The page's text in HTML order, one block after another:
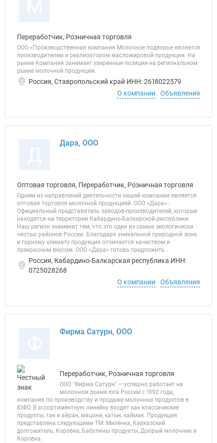
Переработчик, Розничная торговля
ООО «Производственная компания Молочное подворье является
производителем и реализатором масложировой продукции. На
рынке Компания занимает уверенные позиции на региональном
рынке молочной продукции.
Россия, Ставропольский край ИНН: 2618022579
О компании
Объявления
Дара, ООО
Оптовая торговля, Переработчик, Розничная торговля
Одним из направлений деятельности нашей компании является
оптовая торговля молочной продукцией. ООО «Дара» -
Официальный представитель заводов-производителей, которые
находятся на территории Кабардино-Балкарской республики.
Наш регион знаменит тем, что это один из самых экологически
чистых районов России. Благодаря уникальной природной зоне
и горному климату продукция отличается качеством и
прекрасным вкусом. ООО «Дара» готова предложить...
Россия, Кабардино-Балкарская республика ИНН:
0725028268
О компании
Объявления
Фирма Сатурн, ООО
Переработчик, Розничная торговля
ООО "Фирма Сатурн" — успешно работает на
молочном рынке юга России с 1992 года,
компания по производству и продаже молочных продуктов в
ЮФО. В ассортиментную линейку входят как классические
продукты, так и айран, мацони, катык, каймак. Продукция
представлена следующими ТМ: Милёнка, Кавказский
долгожитель, Коровка, Бабулины продукты, Добрый молочник и
Коровка.